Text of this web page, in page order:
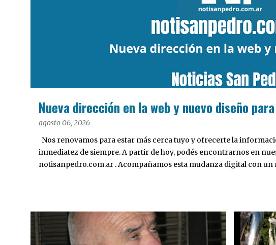
Nueva dirección en la web y nuevo diseño
agosto 06, 2026
Nos renovamos para estar más cerca tuyo y ofrecerte la
inmediatez de siempre. A partir de hoy, podés encontrarnos en
notisanpedro.com.ar . Acompañamos esta mudanza digital con